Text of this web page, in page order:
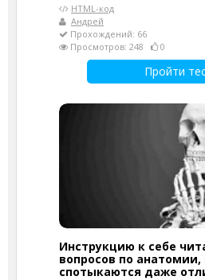
HTML-код
Андрей
Прохождений: 66
Просмотров: 248
0
Пройти
Инструкцию к себе
вопросов по
спотыкаются даже